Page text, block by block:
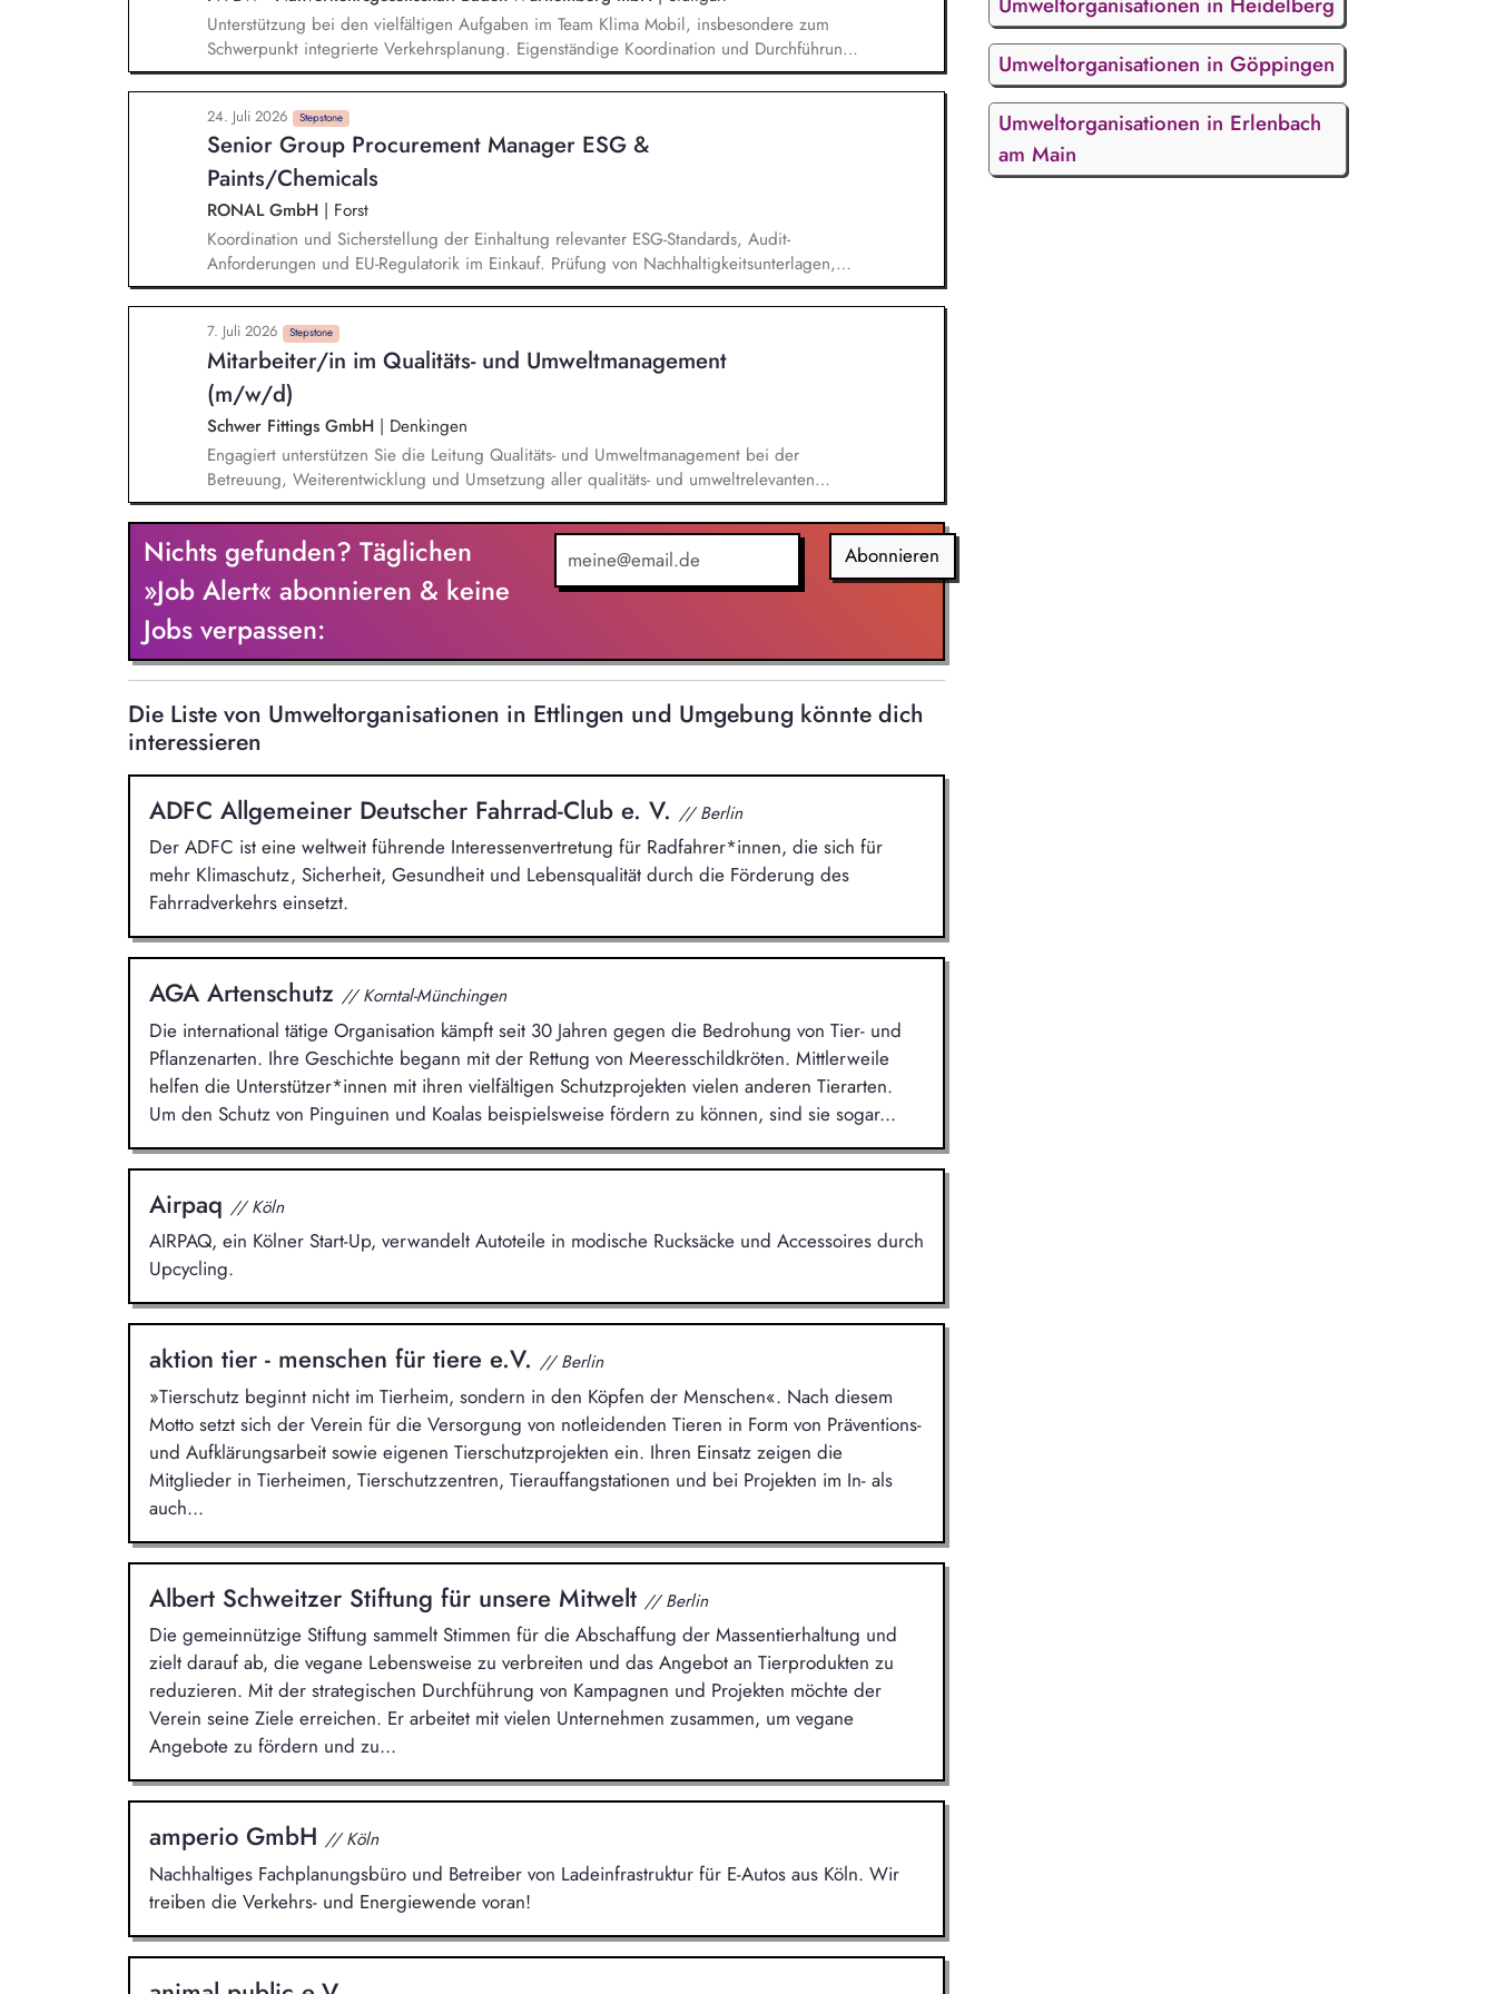
Unterstützung bei den vielfältigen Aufgaben im Team Klima Mobil, insbesondere zum
Schwerpunkt integrierte Verkehrsplanung. Eigenständige Koordination und Durchführung
von Teilprojekten. Erstellung von Kommunikationsmaterialien sowie Websitepflege und -
weiterentwicklung. Unterstützung bei der Vorbereitung und Durchführung von Workshops
und Fachveranstaltungen (online und in Präsenz). Recherchetätigkeiten und Erstellung
sowie Pflege von thematischen Übersichten und Datenbanken.
24. Juli 2026 Stepstone
Senior Group Procurement Manager ESG &
Paints/Chemicals
RONAL GmbH | Forst
Koordination und Sicherstellung der Einhaltung relevanter ESG-Standards, Audit-
Anforderungen und EU-Regulatorik im Einkauf. Prüfung von Nachhaltigkeitsunterlagen,
Zertifikaten und Audit-Ergebnissen. Aufbau und Weiterentwicklung von ESG-KPIs,
Reportingstrukturen sowie Prozessen und Systemen. Entwicklung und Umsetzung von
Warengruppen- und Lieferantenstrategien. Supply Chain Risikomanagement inklusive
Monitoring kritischer Rohstoffe, Kapazitäten, Transportwege und Markttrends.
7. Juli 2026 Stepstone
Mitarbeiter/in im Qualitäts- und Umweltmanagement
(m/w/d)
Schwer Fittings GmbH | Denkingen
Engagiert unterstützen Sie die Leitung Qualitäts- und Umweltmanagement bei der
Betreuung, Weiterentwicklung und Umsetzung aller qualitäts- und umweltrelevanten
Prozesse im Unternehmen. Dabei übernehmen Sie insbesondere die Betreuung und
Weiterentwicklung unseres Umweltmanagementsystems nach ISO 14001. Die Mitwirkung
an der Aufrechterhaltung und Weiterentwicklung der Zertifizierungen nach ISO 9001 und
ISO 14001 bildet einen wesentlichen Bestandteil Ihrer Tätigkeit. Darüber hinaus planen,
begleiten und dokumentieren Sie interne und externe Audits und verfolgen die daraus
resultierenden Maßnahmen konsequent nach.
Nichts gefunden? Täglichen
»Job Alert« abonnieren & keine
Jobs verpassen:
Abonnieren
Die Liste von Umweltorganisationen in Ettlingen und Umgebung könnte dich
interessieren
ADFC Allgemeiner Deutscher Fahrrad-Club e. V. // Berlin
Der ADFC ist eine weltweit führende Interessenvertretung für Radfahrer*innen, die sich für
mehr Klimaschutz, Sicherheit, Gesundheit und Lebensqualität durch die Förderung des
Fahrradverkehrs einsetzt.
AGA Artenschutz // Korntal-Münchingen
Die international tätige Organisation kämpft seit 30 Jahren gegen die Bedrohung von Tier- und
Pflanzenarten. Ihre Geschichte begann mit der Rettung von Meeresschildkröten. Mittlerweile
helfen die Unterstützer*innen mit ihren vielfältigen Schutzprojekten vielen anderen Tierarten.
Um den Schutz von Pinguinen und Koalas beispielsweise fördern zu können, sind sie sogar...
Airpaq // Köln
AIRPAQ, ein Kölner Start-Up, verwandelt Autoteile in modische Rucksäcke und Accessoires durch
Upcycling.
aktion tier - menschen für tiere e.V. // Berlin
»Tierschutz beginnt nicht im Tierheim, sondern in den Köpfen der Menschen«. Nach diesem
Motto setzt sich der Verein für die Versorgung von notleidenden Tieren in Form von Präventions-
und Aufklärungsarbeit sowie eigenen Tierschutzprojekten ein. Ihren Einsatz zeigen die
Mitglieder in Tierheimen, Tierschutzzentren, Tierauffangstationen und bei Projekten im In- als
auch...
Albert Schweitzer Stiftung für unsere Mitwelt // Berlin
Die gemeinnützige Stiftung sammelt Stimmen für die Abschaffung der Massentierhaltung und
zielt darauf ab, die vegane Lebensweise zu verbreiten und das Angebot an Tierprodukten zu
reduzieren. Mit der strategischen Durchführung von Kampagnen und Projekten möchte der
Verein seine Ziele erreichen. Er arbeitet mit vielen Unternehmen zusammen, um vegane
Angebote zu fördern und zu...
amperio GmbH // Köln
Nachhaltiges Fachplanungsbüro und Betreiber von Ladeinfrastruktur für E-Autos aus Köln. Wir
treiben die Verkehrs- und Energiewende voran!
Umweltorganisationen in Göppingen
Umweltorganisationen in Erlenbach
am Main